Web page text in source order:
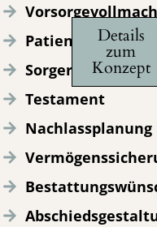
Testament
Nachlassplanung
Details
zum
Konzept